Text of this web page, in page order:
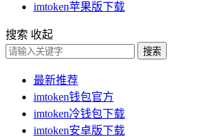
imtoken苹果版下载
搜索 收起
搜索
最新推荐
imtoken钱包官方
imtoken冷钱包下载
imtoken安卓版下载